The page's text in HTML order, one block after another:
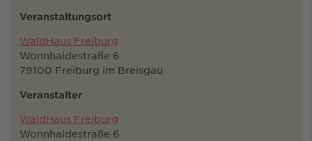
Veranstaltungsort
WaldHaus Freiburg
Wonnhaldestraße 6
79100 Freiburg im Breisgau
Veranstalter
WaldHaus Freiburg
Wonnhaldestraße 6